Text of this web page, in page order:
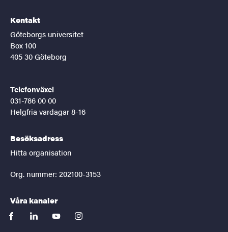
Kontakt
Göteborgs universitet
Box 100
405 30 Göteborg
Telefonväxel
031-786 00 00
Helgfria vardagar 8-16
Besöksadress
Hitta organisation
Org. nummer: 202100-3153
Våra kanaler
facebooklinkedinyoutubeinstagram